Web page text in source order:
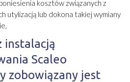
kosztów związanych z
utylizacją lub dokona takiej wymiany
instalacją
Scaleo
zobowiązany jest